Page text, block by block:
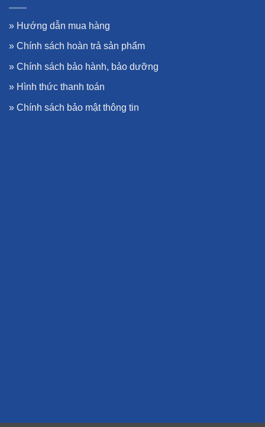
» Hướng dẫn mua hàng
» Chính sách hoàn trả sản phẩm
» Chính sách bảo hành, bảo dưỡng
» Hình thức thanh toán
» Chính sách bảo mật thông tin